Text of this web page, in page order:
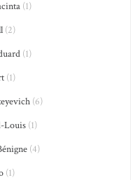
(1)
(2)
(1)
(1)
(6)
Louis(1)
(4)
(1)